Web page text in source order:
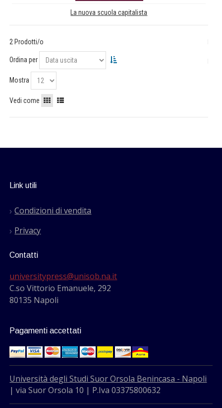
La nuova scuola capitalista
2 Prodotti/o
Ordina per
Mostra
Vedi come
Link utili
Condizioni di vendita
Privacy
Contatti
universitypress@unisob.na.it
C.so Vittorio Emanuele, 292
80135 Napoli
Pagamenti accettati
Università degli Studi Suor Orsola Benincasa - Napoli
| via Suor Orsola 10 | P.Iva 03375800632